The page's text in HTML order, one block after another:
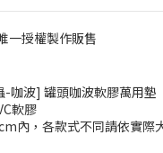
一授權製作販售
-咖波] 罐頭咖波軟膠萬用墊
軟膠
內，各款式不同請依實際